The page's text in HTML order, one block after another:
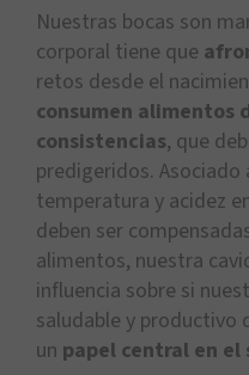
Nuestras bocas son
corporal tiene que
retos desde el
consumen alimentos
consistencias, que
predigeridos.
temperatura y acidez
deben ser
alimentos, nuestra
influencia sobre si
saludable y productivo
un papel central en